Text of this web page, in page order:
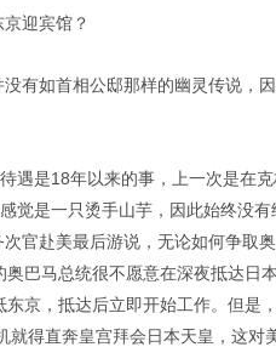
迎宾馆？
有如首相公邸那样的幽灵传说，
遇是18年以来的事，上一次是在
觉是一只烫手山芋，因此始终没
官赴美最后游说，无论如何争取
巴马总统很不愿意在深夜抵达日
京，抵达后立即开始工作。但是
就得直奔皇宫拜会日本天皇，这对